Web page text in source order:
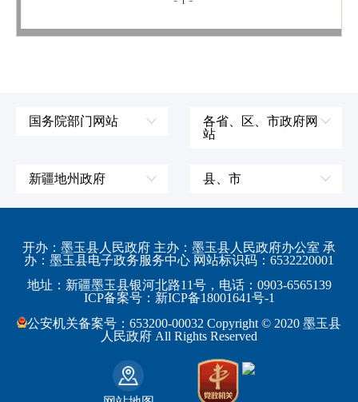
国务院部门网站
国防部
教育部
工业和信息化部
监察部
民政部
各省、区、市政府网
站
江苏省
浙江省
安徽省
福建省
江西省
新疆地州政府
伊犁哈萨克自治州
阿勒泰地区
博尔塔拉蒙古自治州
吐鲁番地区
巴音郭楞蒙古自治州
克拉玛依市
县、市
皮山县
策勒县
民丰县
和田市
开办：墨玉县人民政府 主办：墨玉县人民政府办公室 承
办：墨玉县电子政务服务中心 网站标识码：6532220001
地址：新疆墨玉县银河北路11号，电话：0903-6565139
ICP备案号：新ICP备18001641号-1
公安机关备案号：653200-00032 Copyright © 2020 墨玉县
人民政府 All Rights Reserved